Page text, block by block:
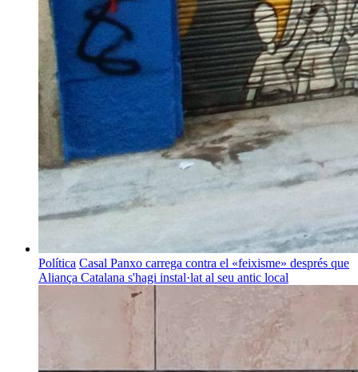
Política Casal Panxo carrega contra el «feixisme» després que
Aliança Catalana s'hagi instal·lat al seu antic local